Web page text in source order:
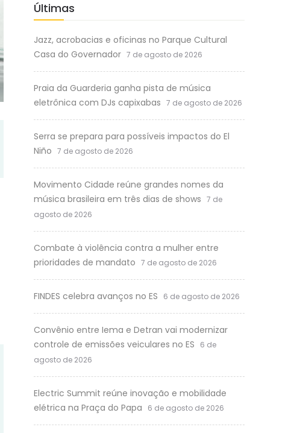
Últimas
Jazz, acrobacias e oficinas no Parque Cultural
Casa do Governador 7 de agosto de 2026
Praia da Guarderia ganha pista de música
eletrônica com DJs capixabas 7 de agosto de 2026
Serra se prepara para possíveis impactos do El
Niño 7 de agosto de 2026
Movimento Cidade reúne grandes nomes da
música brasileira em três dias de shows 7 de
agosto de 2026
Combate à violência contra a mulher entre
prioridades de mandato 7 de agosto de 2026
FINDES celebra avanços no ES 6 de agosto de 2026
Convênio entre Iema e Detran vai modernizar
controle de emissões veiculares no ES
6 de
agosto de 2026
Electric Summit reúne inovação e mobilidade
elétrica na Praça do Papa
6 de agosto de 2026